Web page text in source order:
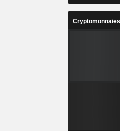
Cryptomonnaies